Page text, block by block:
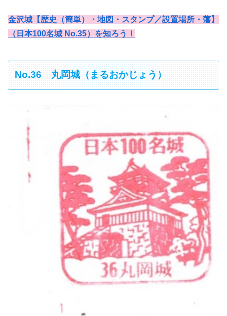
金沢城【歴史（簡単）・地図・スタンプ／設置場所・藩】
（日本100名城 No.35）を知ろう！
No.36 丸岡城（まるおかじょう）